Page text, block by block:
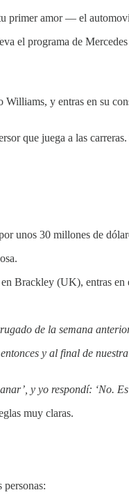
primer amor — el
el programa de
y entras en su
que juega a las
unos 30 millones de
Brackley (UK), entras
de la semana
y al final de
y yo respondí: ‘No.
muy claras.
personas: